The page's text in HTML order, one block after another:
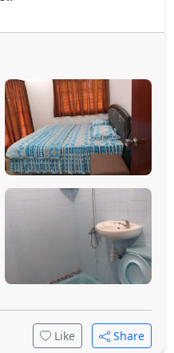
Like Share